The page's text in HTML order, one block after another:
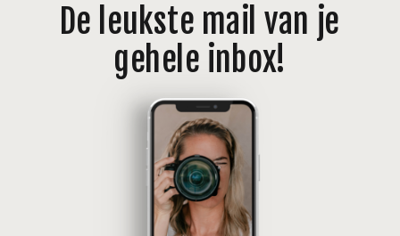
De leukste mail van je
gehele inbox!